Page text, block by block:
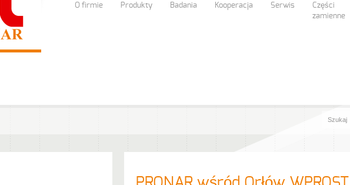
O firmie Produkty Badania Kooperacja Serwis
Części
zamienne